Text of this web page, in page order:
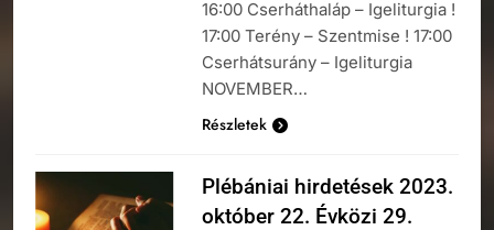
16:00 Cserháthaláp – Igeliturgia !
17:00 Terény – Szentmise ! 17:00
Cserhátsurány – Igeliturgia
NOVEMBER…
Részletek
Plébániai hirdetések 2023.
október 22. Évközi 29.